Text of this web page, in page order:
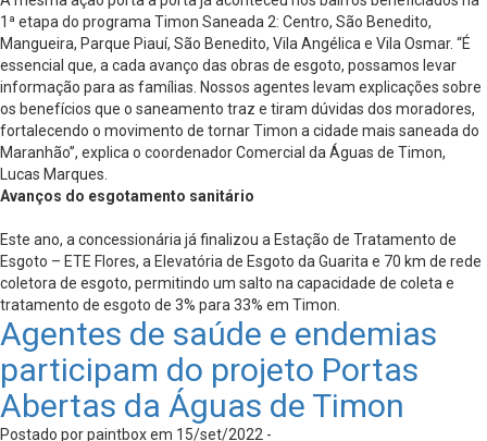
1ª etapa do programa Timon Saneada 2: Centro, São Benedito,
Mangueira, Parque Piauí, São Benedito, Vila Angélica e Vila Osmar. “É
essencial que, a cada avanço das obras de esgoto, possamos levar
informação para as famílias. Nossos agentes levam explicações sobre
os benefícios que o saneamento traz e tiram dúvidas dos moradores,
fortalecendo o movimento de tornar Timon a cidade mais saneada do
Maranhão”, explica o coordenador Comercial da Águas de Timon,
Lucas Marques.
Avanços do esgotamento sanitário
Este ano, a concessionária já finalizou a Estação de Tratamento de
Esgoto – ETE Flores, a Elevatória de Esgoto da Guarita e 70 km de rede
coletora de esgoto, permitindo um salto na capacidade de coleta e
tratamento de esgoto de 3% para 33% em Timon.
Agentes de saúde e endemias
participam do projeto Portas
Abertas da Águas de Timon
Postado por paintbox em 15/set/2022 -